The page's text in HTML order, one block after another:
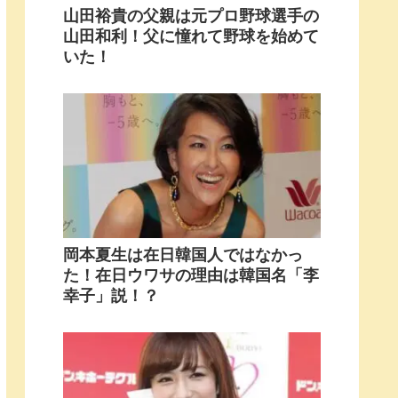
山田裕貴の父親は元プロ野球選手の
山田和利！父に憧れて野球を始めて
いた！
岡本夏生は在日韓国人ではなかっ
た！在日ウワサの理由は韓国名「李
幸子」説！？